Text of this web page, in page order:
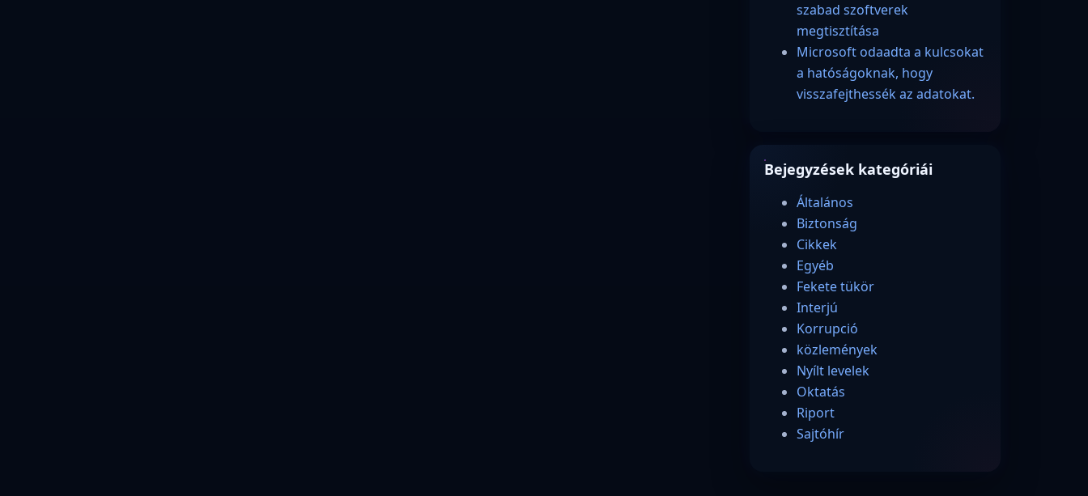
szabad szoftverek
megtisztítása
Microsoft odaadta a kulcsokat
a hatóságoknak, hogy
visszafejthessék az adatokat.
Bejegyzések kategóriái
Általános
Biztonság
Cikkek
Egyéb
Fekete tükör
Interjú
Korrupció
közlemények
Nyílt levelek
Oktatás
Riport
Sajtóhír